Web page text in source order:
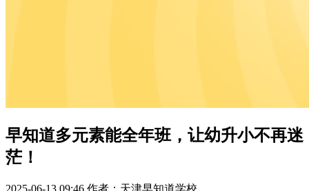
早知道多元素能全年班，让幼升小不再迷
茫！
2025-06-13 09:46 作者：天津早知道学校